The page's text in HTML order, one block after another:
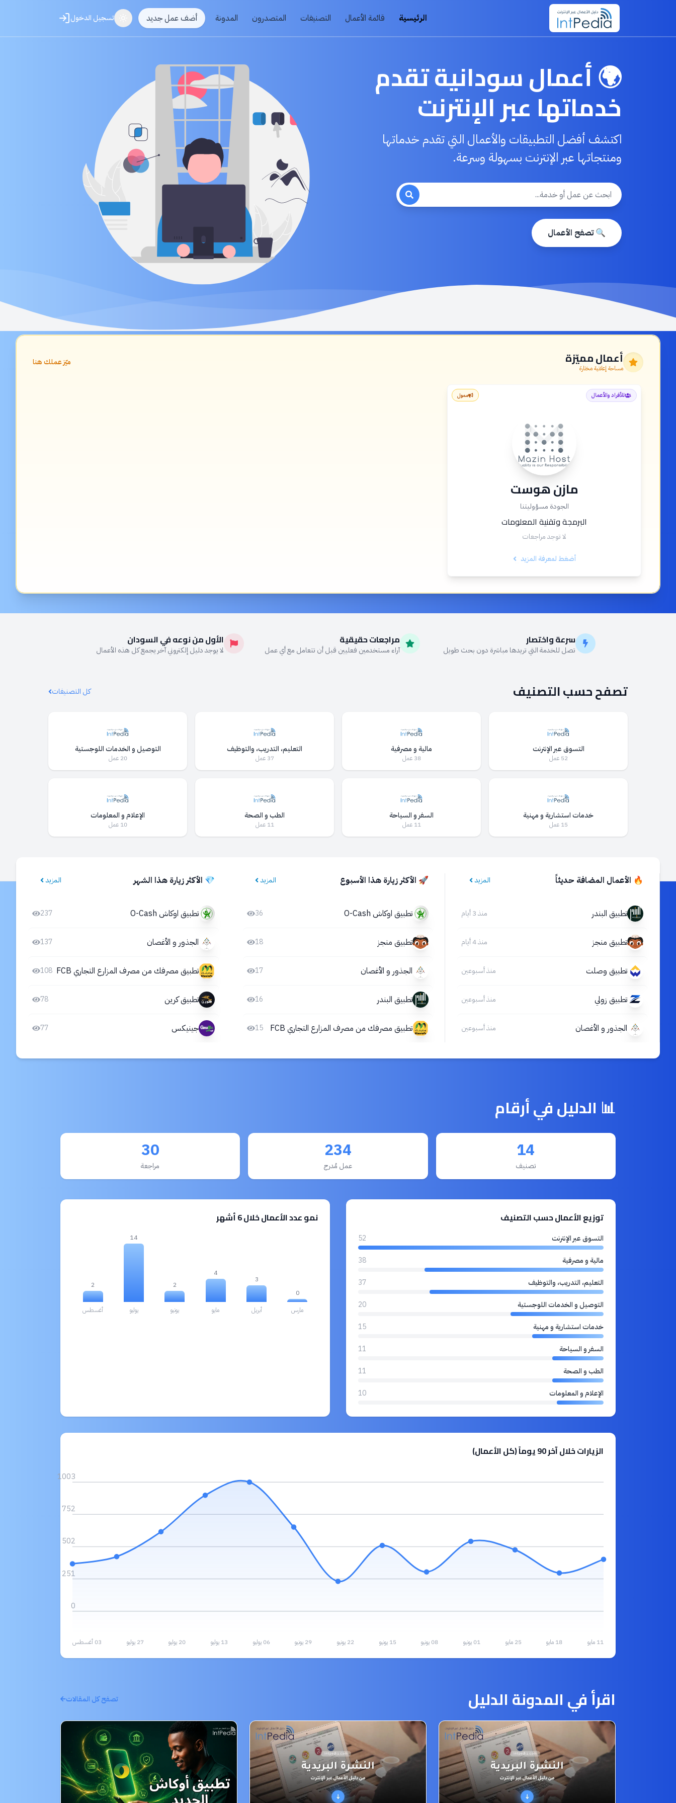
الرئيسية قائمة الأعمال التصنيفات المتصدرون المدونة أضف عمل جديد تسجيل الدخول
🌍 أعمال سودانية تقدم
خدماتها عبر الإنترنت
اكتشف أفضل التطبيقات والأعمال التي تقدم خدماتها
ومنتجاتها عبر الإنترنت بسهولة وسرعة.
🔍 تصفح الأعمال
أعمال مميّزة
مساحة إعلانية مختارة
ميّز عملك هنا
للأفراد والأعمال ممول
مازن هوست
الجودة مسؤوليتنا
البرمجة وتقنية المعلومات
لا توجد مراجعات
أضغط لمعرفة المزيد
سرعة واختصار
تصل للخدمة التي تريدها مباشرة دون بحث طويل
مراجعات حقيقية
آراء مستخدمين فعليين قبل أن تتعامل مع أي عمل
الأول من نوعه في السودان
لا يوجد دليل إلكتروني آخر يجمع كل هذه الأعمال
تصفح حسب التصنيف كل التصنيفات
التسوق عبر الإنترنت
52 عمل
مالية و مصرفية
38 عمل
التعليم، التدريب، والتوظيف
37 عمل
التوصيل و الخدمات اللوجستية
20 عمل
خدمات استشارية و مهنية
15 عمل
السفر و السياحة
11 عمل
الطب و الصحة
11 عمل
الإعلام و المعلومات
10 عمل
🔥 الأعمال المضافة حديثاً المزيد
تطبيق البندر منذ 3 أيام
تطبيق منجز منذ 4 أيام
تطبيق وصلت منذ أسبوعين
تطبيق زولي منذ أسبوعين
الجذور و الأغصان منذ أسبوعين
🚀 الأكثر زيارة هذا الأسبوع المزيد
تطبيق اوكاش O-Cash 36
تطبيق منجز 18
الجذور و الأغصان 17
تطبيق البندر 16
تطبيق مصرفك من مصرف المزارع التجاري FCB 15
💎 الأكثر زيارة هذا الشهر المزيد
تطبيق اوكاش O-Cash 237
الجذور و الأغصان 137
تطبيق مصرفك من مصرف المزارع التجاري FCB 108
تطبيق كرين 78
جينيكس 77
📊 الدليل في أرقام
14
تصنيف
234
عمل مُدرج
30
مراجعة
توزيع الأعمال حسب التصنيف
التسوق عبر الإنترنت 52
مالية و مصرفية 38
التعليم، التدريب، والتوظيف 37
التوصيل و الخدمات اللوجستية 20
خدمات استشارية و مهنية 15
السفر و السياحة 11
الطب و الصحة 11
الإعلام و المعلومات 10
نمو عدد الأعمال خلال 6 أشهر
0
مارس
3
أبريل
4
مايو
2
يونيو
14
يوليو
2
أغسطس
الزيارات خلال آخر 90 يوماً (كل الأعمال)
0
251
502
752
1003
11 مايو 18 مايو 25 مايو 01 يونيو 08 يونيو 15 يونيو 22 يونيو 29 يونيو 06 يوليو 13 يوليو 20 يوليو 27 يوليو 03 أغسطس
اقرأ في المدونة الدليل تصفح كل المقالات